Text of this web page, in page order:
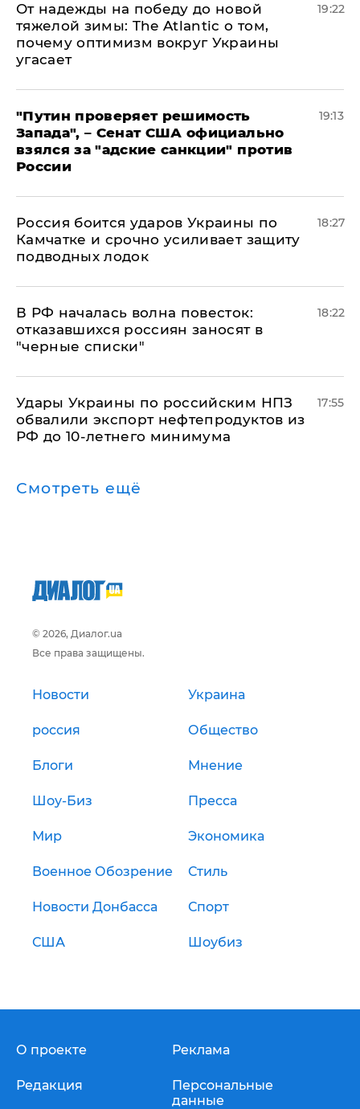
От надежды на победу до новой
тяжелой зимы: The Atlantic о том,
почему оптимизм вокруг Украины
угасает
19:22
"Путин проверяет решимость
Запада", – Сенат США официально
взялся за "адские санкции" против
России
19:13
Россия боится ударов Украины по
Камчатке и срочно усиливает защиту
подводных лодок
18:27
​В РФ началась волна повесток:
отказавшихся россиян заносят в
"черные списки"
18:22
Удары Украины по российским НПЗ
обвалили экспорт нефтепродуктов из
РФ до 10-летнего минимума
17:55
Смотреть ещё
© 2026, Диалог.ua
Все права защищены.
Новости Украина
россия Общество
Блоги Мнение
Шоу-Биз Пресса
Мир Экономика
Военное Обозрение Стиль
Новости Донбасса Спорт
США Шоубиз
О проекте
Редакция
Реклама
Персональные
данные